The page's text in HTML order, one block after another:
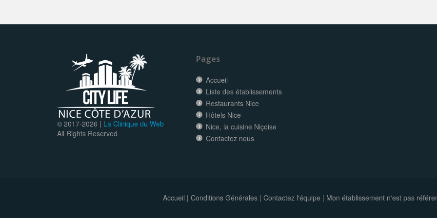
© 2017-2026 | La Clinique du Web
All Rights Reserved
Pages
Accueil
Liste des établissements
Restaurants Nice
Hôtels Nice
Nice, la cuisine Niçoise
Contactez nous
Accueil | Conditions Générales| Contactez l'équipe | Mon établissement n'est pas